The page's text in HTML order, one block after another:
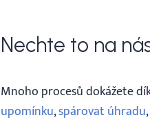
Nechte to na
Mnoho procesů dokážete
upomínku,spárovat úhradu